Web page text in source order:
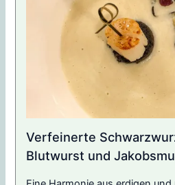
Verfeinerte
Blutwurst und